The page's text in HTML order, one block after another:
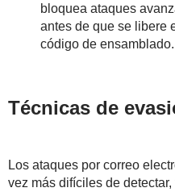
bloquea ataques
antes de que se libere
código de ensamblado.
Técnicas de
Los ataques por correo
vez más difíciles de